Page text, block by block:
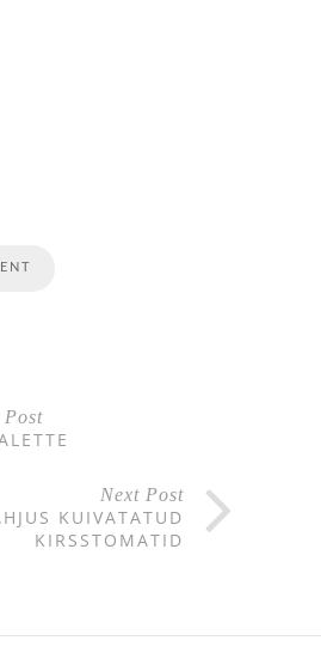
Post
Next Post
KUIVATATUD
KIRSSTOMATID